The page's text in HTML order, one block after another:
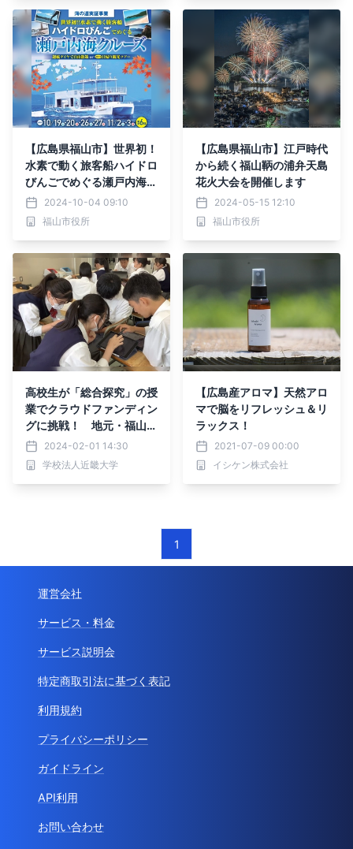
【広島県福山市】世界初！
水素で動く旅客船ハイドロ
びんごでめぐる瀬戸内海ク
ルーズ【海の道実証事業】
2024-10-04 09:10
福山市役所
【広島県福山市】江戸時代
から続く福山鞆の浦弁天島
花火大会を開催します
2024-05-15 12:10
福山市役所
高校生が「総合探究」の授
業でクラウドファンディン
グに挑戦！ 地元・福山の
魅力を伝える"辞書"を作る
プロジェクトを実施
2024-02-01 14:30
学校法人近畿大学
【広島産アロマ】天然アロ
マで脳をリフレッシュ＆リ
ラックス！
2021-07-09 00:00
イシケン株式会社
1
運営会社
サービス・料金
サービス説明会
特定商取引法に基づく表記
利用規約
プライバシーポリシー
ガイドライン
API利用
お問い合わせ